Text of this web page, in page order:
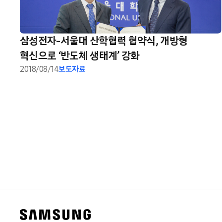
삼성전자-서울대 산학협력 협약식, 개방형
혁신으로 ‘반도체 생태계’ 강화
2018/08/14보도자료